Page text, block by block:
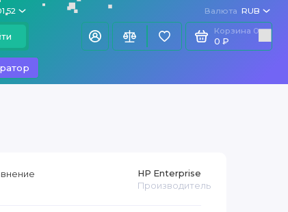
52 Валюта RUB
Корзина 0
0 ₽
HP Enterprise
Производитель